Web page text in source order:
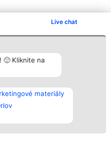
Live chat
🙂 Kliknite na
materiály
Kontakt
Kontakt